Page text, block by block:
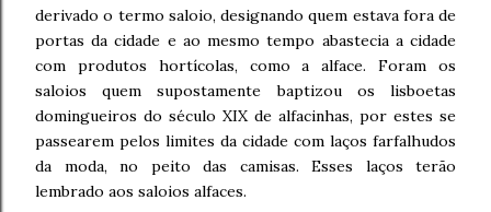
derivado o termo saloio, designando quem estava fora de
portas da cidade e ao mesmo tempo abastecia a cidade
com produtos hortícolas, como a alface. Foram os
saloios quem supostamente baptizou os lisboetas
domingueiros do século XIX de alfacinhas, por estes se
passearem pelos limites da cidade com laços farfalhudos
da moda, no peito das camisas. Esses laços terão
lembrado aos saloios alfaces.